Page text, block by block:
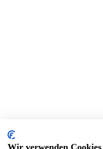
Wir verwenden Cookies